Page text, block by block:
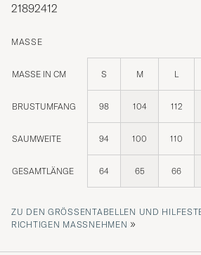
21892412
MASSE
MASSE IN CM S M L
BRUSTUMFANG 98 104 112
SAUMWEITE 94 100 110
GESAMTLÄNGE 64 65 66
ZU DEN GRÖSSENTABELLEN UND
ICHTIGEN MASSNEHMEN
»